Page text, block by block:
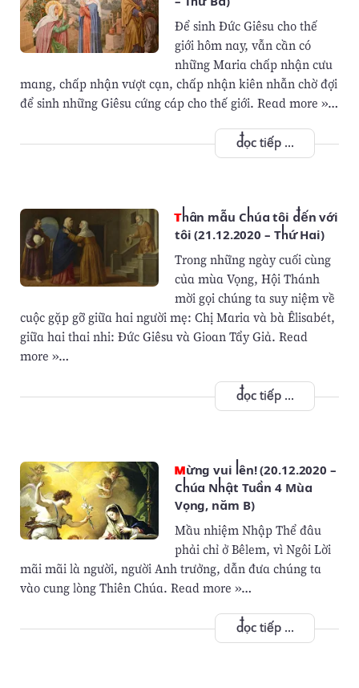
Để sinh Đức Giêsu cho thế
giới hôm nay, vẫn cần có
những Maria chấp nhận cưu
mang, chấp nhận vượt cạn, chấp nhận kiên nhẫn chờ đợi
để sinh những Giêsu cứng cáp cho thế giới. Read more »…
đọc tiếp ...
Thân mẫu Chúa tôi đến với
tôi (21.12.2020 – Thứ Hai)
Trong những ngày cuối cùng
của mùa Vọng, Hội Thánh
mời gọi chúng ta suy niệm về
cuộc gặp gỡ giữa hai người mẹ: Chị Maria và bà Êlisabét,
giữa hai thai nhi: Ðức Giêsu và Gioan Tẩy Giả. Read
more »…
đọc tiếp ...
Mừng vui lên! (20.12.2020 –
Chúa Nhật Tuần 4 Mùa
Vọng, năm B)
Mầu nhiệm Nhập Thể đâu
phải chỉ ở Bêlem, vì Ngôi Lời
mãi mãi là người, người Anh trưởng, dẫn đưa chúng ta
vào cung lòng Thiên Chúa. Read more »…
đọc tiếp ...